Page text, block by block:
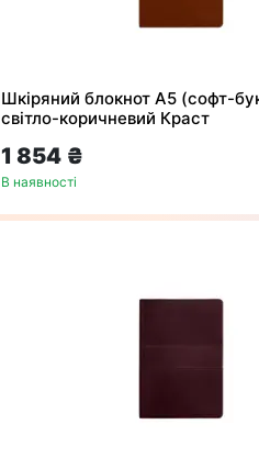
Шкіряний блокнот А5 (софт-
світло-коричневий Краст
1 854 ₴
В наявності